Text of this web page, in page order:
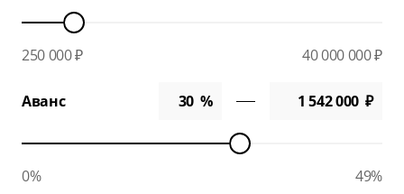
250 000 ₽ 40 000 000 ₽
Аванс
0% 49%